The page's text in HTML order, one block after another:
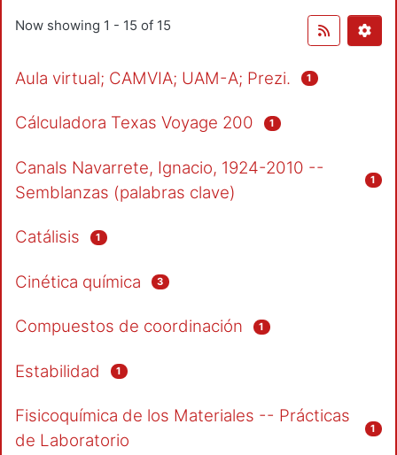
Now showing 1 - 15 of 15
Aula virtual; CAMVIA; UAM-A; Prezi. 1
Cálculadora Texas Voyage 200 1
Canals Navarrete, Ignacio, 1924-2010 --
Semblanzas (palabras clave)
1
Catálisis 1
Cinética química 3
Compuestos de coordinación 1
Estabilidad 1
Fisicoquímica de los Materiales -- Prácticas
de Laboratorio
1